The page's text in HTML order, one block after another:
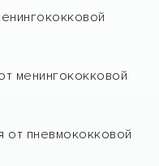
менингококковой
от пневмококковой